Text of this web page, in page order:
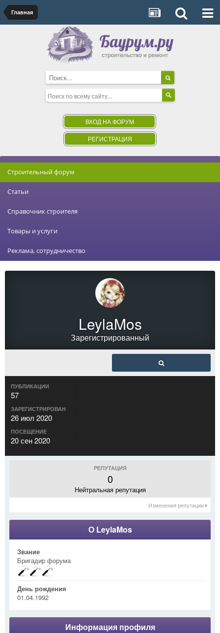
Главная
ВХОД НА ФОРУМ
РЕГИСТРАЦИЯ
Строительный форум
Статьи
Справочник строителя
Товары и услуги
Реклама, сотрудничество
LeylaMos
Зарегистрированный
ПУБЛИКАЦИИ
57
ЗАРЕГИСТРИРОВАН
26 июл 2020
ПОСЕЩЕНИЕ
20 сен 2020
РЕПУТАЦИЯ
0
Нейтральная репутация
Изменения репутации
О LeylaMos
Звание
Бригадир форума
День рождения
01.04.1992
Информация профиля